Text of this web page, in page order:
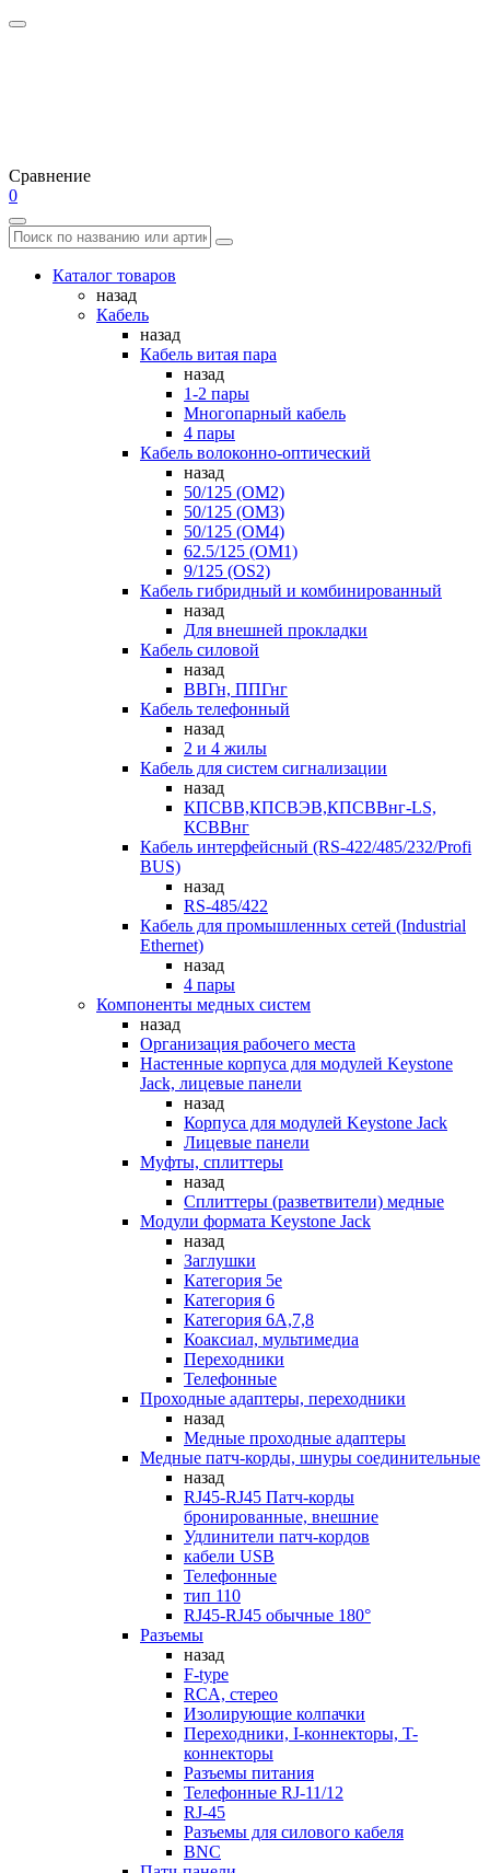
Сравнение
0
Каталог товаров
назад
Кабель
назад
Кабель витая пара
назад
1-2 пары
Многопарный кабель
4 пары
Кабель волоконно-оптический
назад
50/125 (OM2)
50/125 (OM3)
50/125 (OM4)
62.5/125 (OM1)
9/125 (OS2)
Кабель гибридный и комбинированный
назад
Для внешней прокладки
Кабель силовой
назад
ВВГн, ППГнг
Кабель телефонный
назад
2 и 4 жилы
Кабель для систем сигнализации
назад
КПСВВ,КПСВЭВ,КПСВВнг-LS,
КСВВнг
Кабель интерфейсный (RS-422/485/232/Profi
BUS)
назад
RS-485/422
Кабель для промышленных сетей (Industrial
Ethernet)
назад
4 пары
Компоненты медных систем
назад
Организация рабочего места
Настенные корпуса для модулей Keystone
Jack, лицевые панели
назад
Корпуса для модулей Keystone Jack
Лицевые панели
Муфты, сплиттеры
назад
Сплиттеры (разветвители) медные
Модули формата Keystone Jack
назад
Заглушки
Категория 5е
Категория 6
Категория 6А,7,8
Коаксиал, мультимедиа
Переходники
Телефонные
Проходные адаптеры, переходники
назад
Медные проходные адаптеры
Медные патч-корды, шнуры соединительные
назад
RJ45-RJ45 Патч-корды
бронированные, внешние
Удлинители патч-кордов
кабели USB
Телефонные
тип 110
RJ45-RJ45 обычные 180°
Разъемы
назад
F-type
RCA, стерео
Изолирующие колпачки
Переходники, I-коннекторы, T-
коннекторы
Разъемы питания
Телефонные RJ-11/12
RJ-45
Разъемы для силового кабеля
BNC